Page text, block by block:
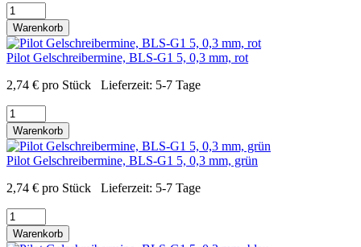
Warenkorb
Pilot Gelschreibermine, BLS-G1 5, 0,3 mm, rot
2,74 € pro Stück Lieferzeit: 5-7 Tage
Warenkorb
Pilot Gelschreibermine, BLS-G1 5, 0,3 mm, grün
2,74 € pro Stück Lieferzeit: 5-7 Tage
Warenkorb